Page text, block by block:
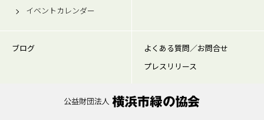
イベントカレンダー
ブログ
よくある質問／お問合せ
プレスリリース